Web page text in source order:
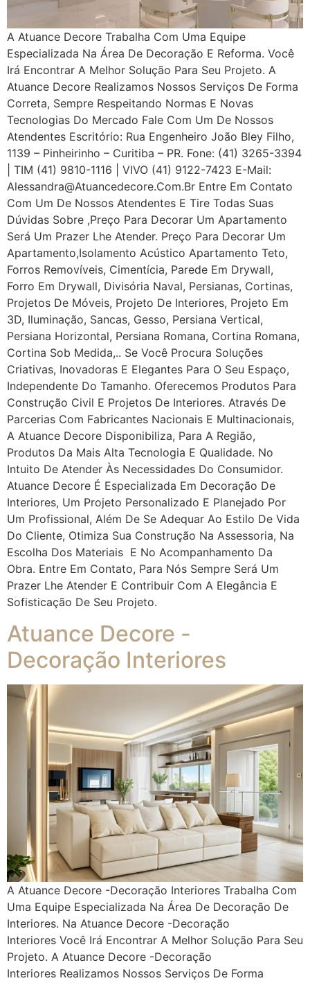
A Atuance Decore Trabalha Com Uma Equipe
Especializada Na Área De Decoração E Reforma. Você
Irá Encontrar A Melhor Solução Para Seu Projeto. A
Atuance Decore Realizamos Nossos Serviços De Forma
Correta, Sempre Respeitando Normas E Novas
Tecnologias Do Mercado Fale Com Um De Nossos
Atendentes Escritório: Rua Engenheiro João Bley Filho,
1139 – Pinheirinho – Curitiba – PR. Fone: (41) 3265-3394
| TIM (41) 9810-1116 | VIVO (41) 9122-7423 E-Mail:
Alessandra@atuancedecore.com.br Entre Em Contato
Com Um De Nossos Atendentes E Tire Todas Suas
Dúvidas Sobre ,Preço Para Decorar Um Apartamento
Será Um Prazer Lhe Atender. Preço Para Decorar Um
Apartamento,Isolamento Acústico Apartamento Teto,
Forros Removíveis, Cimentícia, Parede Em Drywall,
Forro Em Drywall, Divisória Naval, Persianas, Cortinas,
Projetos De Móveis, Projeto De Interiores, Projeto Em
3D, Iluminação, Sancas, Gesso, Persiana Vertical,
Persiana Horizontal, Persiana Romana, Cortina Romana,
Cortina Sob Medida,.. Se Você Procura Soluções
Criativas, Inovadoras E Elegantes Para O Seu Espaço,
Independente Do Tamanho. Oferecemos Produtos Para
Construção Civil E Projetos De Interiores. Através De
Parcerias Com Fabricantes Nacionais E Multinacionais,
A Atuance Decore Disponibiliza, Para A Região,
Produtos Da Mais Alta Tecnologia E Qualidade. No
Intuito De Atender Às Necessidades Do Consumidor.
Atuance Decore É Especializada Em Decoração De
Interiores, Um Projeto Personalizado E Planejado Por
Um Profissional, Além De Se Adequar Ao Estilo De Vida
Do Cliente, Otimiza Sua Construção Na Assessoria, Na
Escolha Dos Materiais E No Acompanhamento Da
Obra. Entre Em Contato, Para Nós Sempre Será Um
Prazer Lhe Atender E Contribuir Com A Elegância E
Sofisticação De Seu Projeto.
Atuance Decore -
Decoração Interiores
A Atuance Decore -Decoração Interiores Trabalha Com
Uma Equipe Especializada Na Área De Decoração De
Interiores. Na Atuance Decore -Decoração
Interiores Você Irá Encontrar A Melhor Solução Para Seu
Projeto. A Atuance Decore -Decoração
Interiores Realizamos Nossos Serviços De Forma